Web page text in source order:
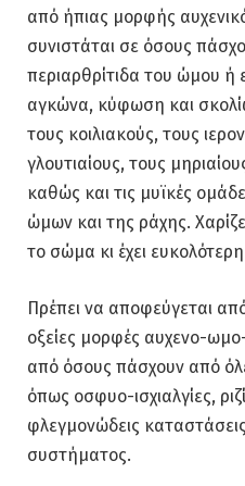
από ήπιας μορφής
συνιστάται σε όσους
περιαρθρίτιδα του ώμου ή
αγκώνα, κύφωση και
τους κοιλιακούς, τους
γλουτιαίους, τους
καθώς και τις μυϊκές
ώμων και της ράχης.
το σώμα κι έχει
Πρέπει να αποφεύγεται
οξείες μορφές αυχενο-
από όσους πάσχουν από
όπως οσφυο-ισχιαλγίες,
φλεγμονώδεις
συστήματος.